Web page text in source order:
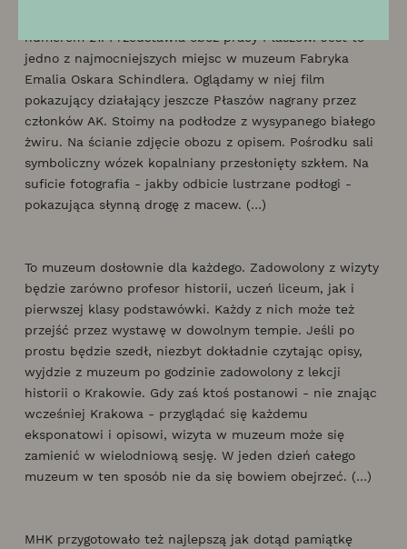
numerem 21. Przedstawia obóz pracy Płaszów. Jest to
jedno z najmocniejszych miejsc w muzeum Fabryka
Emalia Oskara Schindlera. Oglądamy w niej film
pokazujący działający jeszcze Płaszów nagrany przez
członków AK. Stoimy na podłodze z wysypanego białego
żwiru. Na ścianie zdjęcie obozu z opisem. Pośrodku sali
symboliczny wózek kopalniany przesłonięty szkłem. Na
suficie fotografia - jakby odbicie lustrzane podłogi -
pokazująca słynną drogę z macew. (…)
To muzeum dosłownie dla każdego. Zadowolony z wizyty
będzie zarówno profesor historii, uczeń liceum, jak i
pierwszej klasy podstawówki. Każdy z nich może też
przejść przez wystawę w dowolnym tempie. Jeśli po
prostu będzie szedł, niezbyt dokładnie czytając opisy,
wyjdzie z muzeum po godzinie zadowolony z lekcji
historii o Krakowie. Gdy zaś ktoś postanowi - nie znając
wcześniej Krakowa - przyglądać się każdemu
eksponatowi i opisowi, wizyta w muzeum może się
zamienić w wielodniową sesję. W jeden dzień całego
muzeum w ten sposób nie da się bowiem obejrzeć. (…)
MHK przygotowało też najlepszą jak dotąd pamiątkę